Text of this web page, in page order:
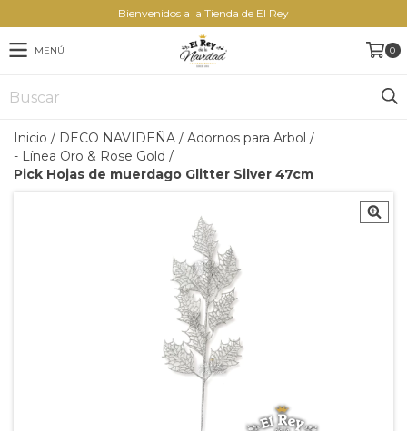
Bienvenidos a la Tienda de El Rey
MENÚ 0
Inicio / DECO NAVIDEÑA / Adornos para Arbol /
- Línea Oro & Rose Gold /
Pick Hojas de muerdago Glitter Silver 47cm